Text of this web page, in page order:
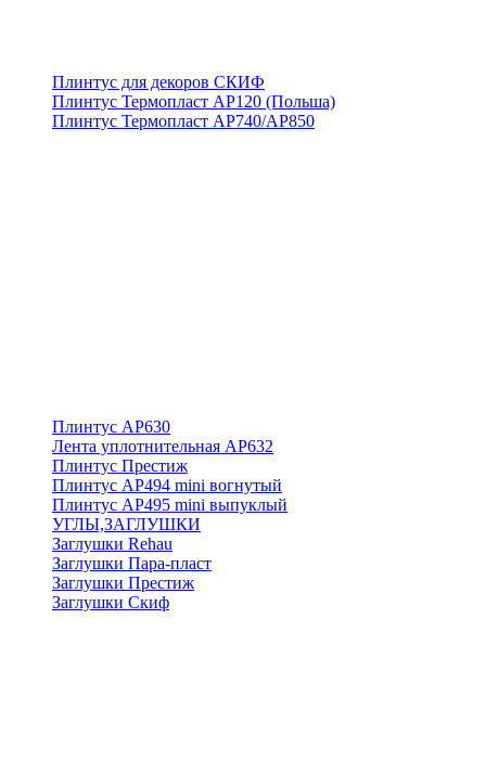
Плинтус для декоров СКИФ
Плинтус Термопласт АР120 (Польша)
Плинтус Термопласт АР740/АР850
Плинтус АР630
Лента уплотнительная АР632
Плинтус Престиж
Плинтус АР494 mini вогнутый
Плинтус АР495 mini выпуклый
УГЛЫ,ЗАГЛУШКИ
Заглушки Rehau
Заглушки Пара-пласт
Заглушки Престиж
Заглушки Скиф